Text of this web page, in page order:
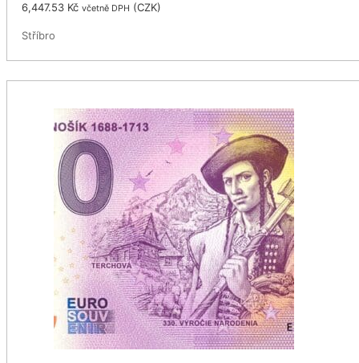
6,447.53 Kč včetně DPH (CZK)
Stříbro